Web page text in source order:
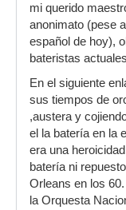
mi querido
anonimato (pese
español de hoy),
bateristas
En el siguiente
sus tiempos de
,austera y
el la batería en la
era una
batería ni
Orleans en los
la Orquesta